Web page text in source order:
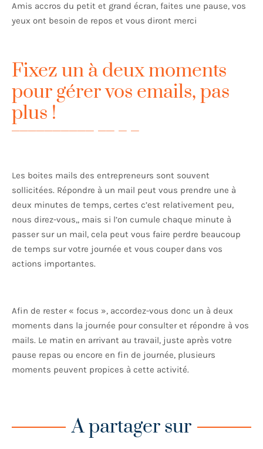
Amis accros du petit et grand écran, faites une pause, vos
yeux ont besoin de repos et vous diront merci
Fixez un à deux moments
pour gérer vos emails, pas
plus !
Les boites mails des entrepreneurs sont souvent
sollicitées. Répondre à un mail peut vous prendre une à
deux minutes de temps, certes c’est relativement peu,
nous direz-vous,, mais si l’on cumule chaque minute à
passer sur un mail, cela peut vous faire perdre beaucoup
de temps sur votre journée et vous couper dans vos
actions importantes.
Afin de rester « focus », accordez-vous donc un à deux
moments dans la journée pour consulter et répondre à vos
mails. Le matin en arrivant au travail, juste après votre
pause repas ou encore en fin de journée, plusieurs
moments peuvent propices à cette activité.
A partager sur